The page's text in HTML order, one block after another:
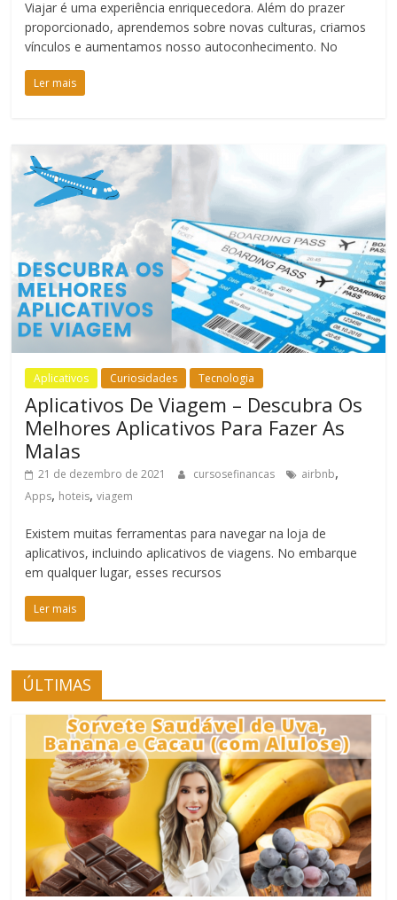
Viajar é uma experiência enriquecedora. Além do prazer
proporcionado, aprendemos sobre novas culturas, criamos
vínculos e aumentamos nosso autoconhecimento. No
Ler mais
Aplicativos Curiosidades Tecnologia
Aplicativos De Viagem – Descubra Os
Melhores Aplicativos Para Fazer As
Malas
21 de dezembro de 2021 cursosefinancas airbnb,
Apps, hoteis,viagem
Existem muitas ferramentas para navegar na loja de
aplicativos, incluindo aplicativos de viagens. No embarque
em qualquer lugar, esses recursos
Ler mais
ÚLTIMAS